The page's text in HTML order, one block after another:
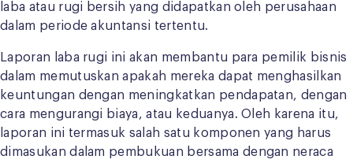
laba atau rugi bersih yang didapatkan oleh perusahaan
dalam periode akuntansi tertentu.
Laporan laba rugi ini akan membantu para pemilik bisnis
dalam memutuskan apakah mereka dapat menghasilkan
keuntungan dengan meningkatkan pendapatan, dengan
cara mengurangi biaya, atau keduanya. Oleh karena itu,
laporan ini termasuk salah satu komponen yang harus
dimasukan dalam pembukuan bersama dengan neraca